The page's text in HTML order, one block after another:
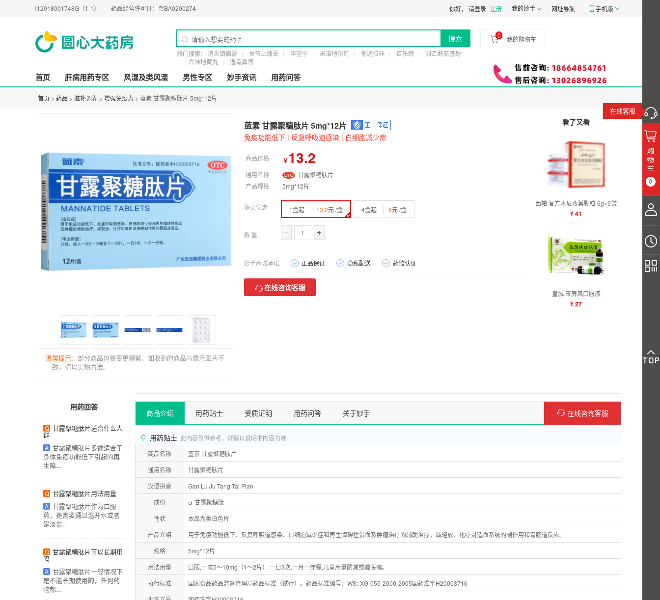
（1-1） 药品经营许可证：粤BA0200274 医疗器械经营许可证： 粤穗食药监械经营备20191807号 食品经营许可证： JY14401030058197 药品经营质量
你好， 请登录 注册 我的妙手 网址导航 手机版
搜索
热门搜索： 消炎镇痛膏 关节止痛膏 华堂宁 米诺地尔酊 他达拉非 百乐眠
对乙酰氨基酚
六味地黄丸
逸青鼻喷
0 我的购物车
首页 肝病用药专区 风湿及类风湿 男性专区 妙手资讯 用药问答
在线客服
0
首页 > 药品 > 滋补调养 > 增强免疫力 > 蓝素 甘露聚糖肽片 5mg*12片
温馨提示：部分商品包装变更频繁，如收到的商品与展示图片不
一致，请以实物为准。
蓝素 甘露聚糖肽片 5mg*12片
免疫功能低下 | 反复呼吸道感染 | 白细胞减少症
商品价格 ￥13.2
通用名称
甘露聚糖肽片
产品规格
5mg*12片
多买优惠 1盒起 13.2元 /盒 4盒起 8元 /盒
数 量
妙手商城承诺 正品保证 隐私配送 药监认证
在线咨询客服
看了又看
西帕 复方木尼孜其颗粒 6g×9袋
¥ 41
皇城 玉屏风口服液
¥ 27
用药回答
Q 甘露聚糖肽片适合什么人
群
A 甘露聚糖肽片多数适合于
身体免疫功能低下引起的再
生障...
Q 甘露聚糖肽片用法用量
A 甘露聚糖肽片作为口服
药，是需要通过温开水或者
是淡盐...
Q 甘露聚糖肽片可以长期用
吗
A 甘露聚糖肽片一般情况下
是不能长期使用的，任何药
物都...
商品介绍 用药贴士 资质证明 用药问答 关于妙手 在线咨询客服
用药贴士 此内容仅供参考，详情以说明书内容为准
商品名称
蓝素 甘露聚糖肽片
通用名称
甘露聚糖肽片
汉语拼音
Gan Lu Ju Tang Tai Pian
成份
α-甘露聚糖肽
性状
本品为类白色片
产品介绍
用于免疫功能低下、反复呼吸道感染、白细胞减少症和再生障碍性贫血及肿瘤治疗的辅助治疗，减轻放、化疗对造血系统的副作用和胃肠道反应。
规格
5mg*12片
用法用量
口服,一次5～10mg（1～2片）,一日3次,一月一疗程,儿童用量酌减或遵医嘱。
执行标准
国家食品药品监督管理局药品标准（试行）。药品标准编号：WS:-XG-055-2000-2005国药准字H20003716